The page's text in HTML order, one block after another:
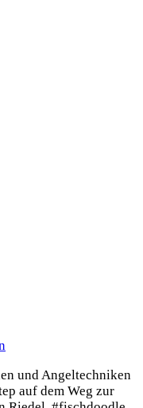
und Angeltechniken
auf dem Weg zur